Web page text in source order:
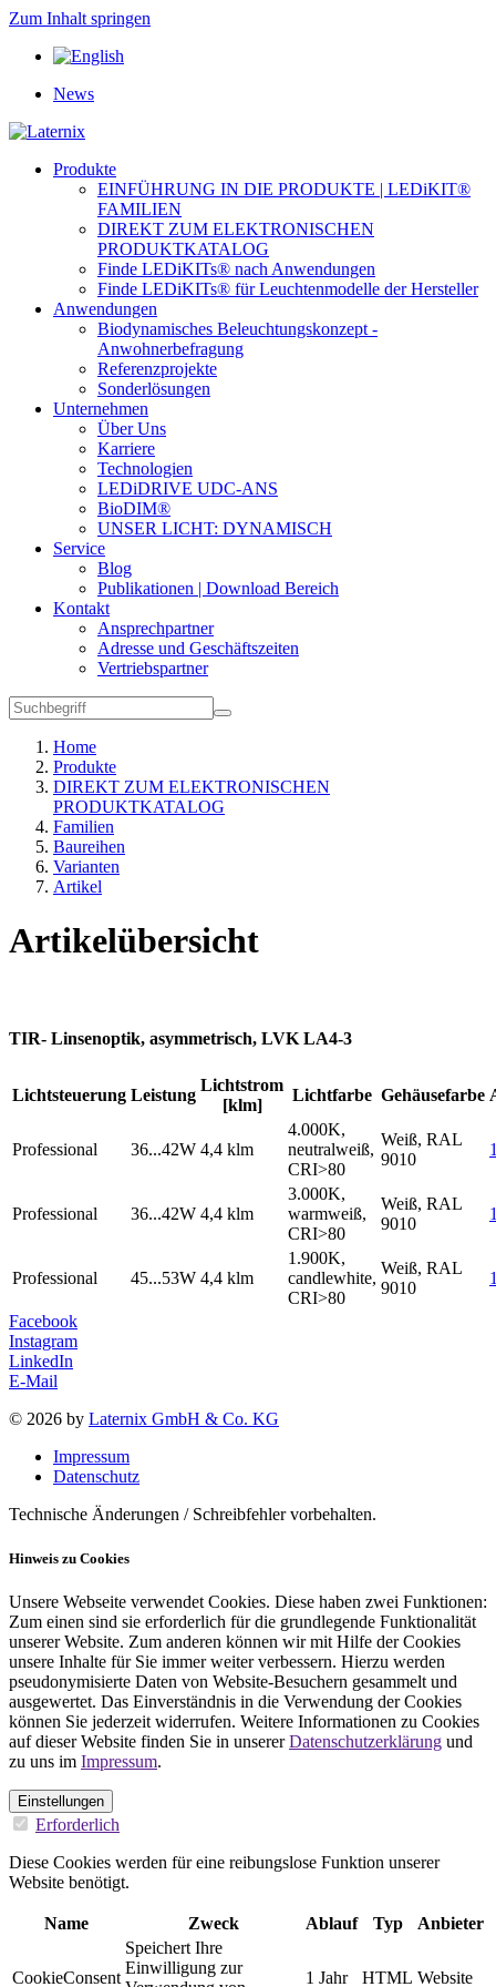
Zum Inhalt springen
News
Produkte
EINFÜHRUNG IN DIE PRODUKTE | LEDiKIT®
FAMILIEN
DIREKT ZUM ELEKTRONISCHEN
PRODUKTKATALOG
Finde LEDiKITs® nach Anwendungen
Finde LEDiKITs® für Leuchtenmodelle der Hersteller
Anwendungen
Biodynamisches Beleuchtungskonzept -
Anwohnerbefragung
Referenzprojekte
Sonderlösungen
Unternehmen
Über Uns
Karriere
Technologien
LEDiDRIVE UDC-ANS
BioDIM®
UNSER LICHT: DYNAMISCH
Service
Blog
Publikationen | Download Bereich
Kontakt
Ansprechpartner
Adresse und Geschäftszeiten
Vertriebspartner
Home
Produkte
DIREKT ZUM ELEKTRONISCHEN
PRODUKTKATALOG
Familien
Baureihen
Varianten
Artikel
Artikelübersicht
TIR- Linsenoptik, asymmetrisch, LVK LA4-3
Lichtsteuerung Leistung
Lichtstrom
[klm]
Lichtfarbe Gehäusefarbe
Professional 36...42W 4,4 klm
4.000K,
neutralweiß,
CRI>80
Weiß, RAL
9010
Professional 36...42W 4,4 klm
3.000K,
warmweiß,
CRI>80
Weiß, RAL
9010
Professional 45...53W 4,4 klm
1.900K,
candlewhite,
CRI>80
Weiß, RAL
9010
Facebook
Instagram
LinkedIn
E-Mail
© 2026 by Laternix GmbH & Co. KG
Impressum
Datenschutz
Technische Änderungen / Schreibfehler vorbehalten.
Hinweis zu Cookies
Unsere Webseite verwendet Cookies. Diese haben zwei Funktionen:
Zum einen sind sie erforderlich für die grundlegende Funktionalität
unserer Website. Zum anderen können wir mit Hilfe der Cookies
unsere Inhalte für Sie immer weiter verbessern. Hierzu werden
pseudonymisierte Daten von Website-Besuchern gesammelt und
ausgewertet. Das Einverständnis in die Verwendung der Cookies
können Sie jederzeit widerrufen. Weitere Informationen zu Cookies
auf dieser Website finden Sie in unsererDatenschutzerklärung und
zu uns im Impressum.
Einstellungen
Erforderlich
Diese Cookies werden für eine reibungslose Funktion unserer
Website benötigt.
Name Zweck Ablauf Typ Anbieter
CookieConsent
Speichert Ihre
Einwilligung zur
1 Jahr HTML Website